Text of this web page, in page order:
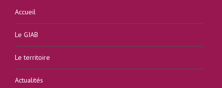
Accueil
Le GIAB
Le territoire
Actualités